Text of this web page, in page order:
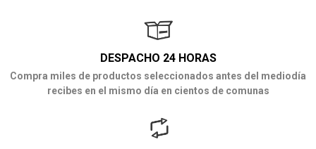
DESPACHO 24 HORAS
Compra miles de productos seleccionados antes del mediodía
recibes en el mismo día en cientos de comunas